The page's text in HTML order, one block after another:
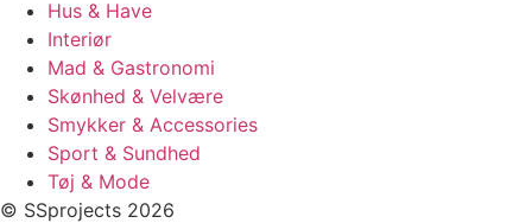
Hus & Have
Interiør
Mad & Gastronomi
Skønhed & Velvære
Smykker & Accessories
Sport & Sundhed
Tøj & Mode
© SSprojects 2026